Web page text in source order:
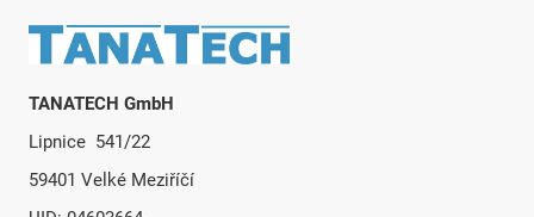
Fußzeile
TANATECH GmbH
Lipnice 541/22
59401 Velké Meziříčí